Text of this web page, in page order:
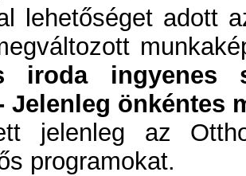
lehetőséget adott
iroda
ingyenes
Jelenleg önkéntes
jelenleg az
programokat.